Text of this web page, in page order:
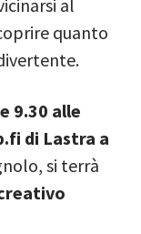
al
quanto
9.30 alle
di Lastra a
si terrà